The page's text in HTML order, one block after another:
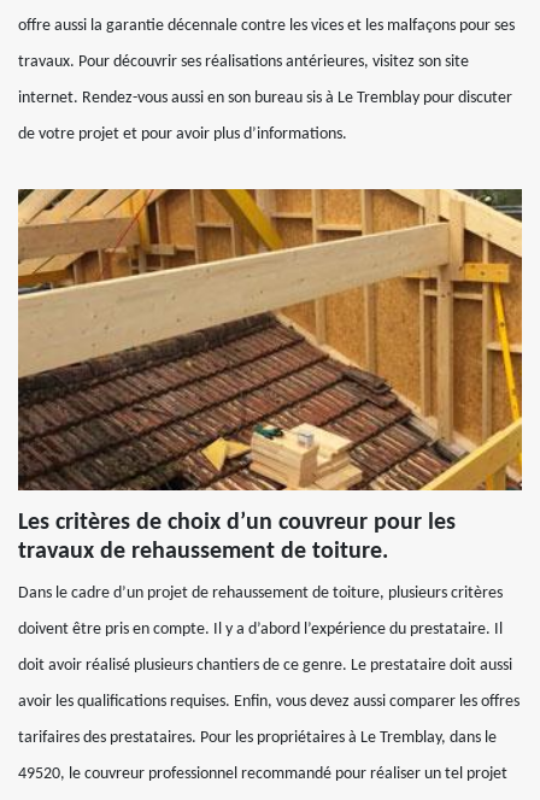
offre aussi la garantie décennale contre les vices et les malfaçons pour ses
travaux. Pour découvrir ses réalisations antérieures, visitez son site
internet. Rendez-vous aussi en son bureau sis à Le Tremblay pour discuter
de votre projet et pour avoir plus d’informations.
Les critères de choix d’un couvreur pour les
travaux de rehaussement de toiture.
Dans le cadre d’un projet de rehaussement de toiture, plusieurs critères
doivent être pris en compte. Il y a d’abord l’expérience du prestataire. Il
doit avoir réalisé plusieurs chantiers de ce genre. Le prestataire doit aussi
avoir les qualifications requises. Enfin, vous devez aussi comparer les offres
tarifaires des prestataires. Pour les propriétaires à Le Tremblay, dans le
49520, le couvreur professionnel recommandé pour réaliser un tel projet